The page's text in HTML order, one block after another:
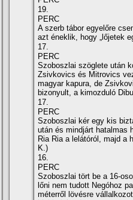
19.
PERC
A szerb tábor egyelőre
azt éneklik, hogy „lőjetek
17.
PERC
Szoboszlai szöglete után
Zsivkovics és Mitrovics
magyar kapura, de
bizonyult, a kimozduló
17.
PERC
Szoboszlai kér egy kis
után és mindjárt hatalmas
Ria Ria a lelátóról, majd a
K.)
16.
PERC
Szoboszlai tört be a 16-
lőni nem tudott Negóhoz
méterről lövésre